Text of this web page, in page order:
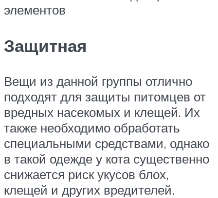
элементов
Защитная
Вещи из данной группы отлично
подходят для защиты питомцев от
вредных насекомых и клещей. Их
также необходимо обработать
специальными средствами, однако
в такой одежде у кота существенно
снижается риск укусов блох,
клещей и других вредителей.